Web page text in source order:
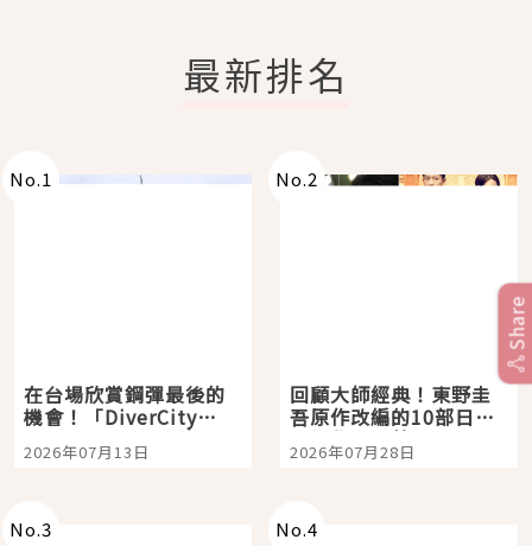
最新排名
No.1
在台場欣賞鋼彈最後的
機會！「DiverCity
Tokyo Plaza」搭船、
購物、美食及夜景，一
2026年07月13日
No.2
回顧大師經典！東野圭
吾原作改編的10部日本
影視作品推薦
2026年07月28日
No.3 No.4
Share